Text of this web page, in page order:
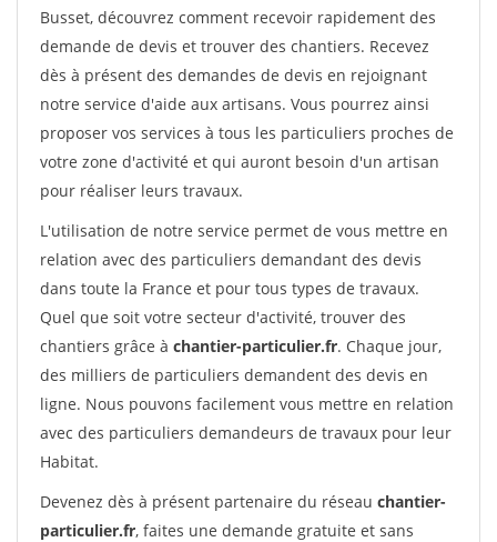
Busset, découvrez comment recevoir rapidement des
demande de devis et trouver des chantiers. Recevez
dès à présent des demandes de devis en rejoignant
notre service d'aide aux artisans. Vous pourrez ainsi
proposer vos services à tous les particuliers proches de
votre zone d'activité et qui auront besoin d'un artisan
pour réaliser leurs travaux.
L'utilisation de notre service permet de vous mettre en
relation avec des particuliers demandant des devis
dans toute la France et pour tous types de travaux.
Quel que soit votre secteur d'activité, trouver des
chantiers grâce à chantier-particulier.fr. Chaque jour,
des milliers de particuliers demandent des devis en
ligne. Nous pouvons facilement vous mettre en relation
avec des particuliers demandeurs de travaux pour leur
Habitat.
Devenez dès à présent partenaire du réseau chantier-
particulier.fr, faites une demande gratuite et sans